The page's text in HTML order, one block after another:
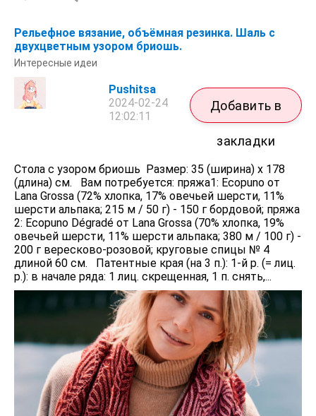
Рельефное вязание, объёмная резинка. Шаль с
двухцветным узором бриошь.
Интересные идеи
Pushitsa
2024-02-24
12:02:11
Добавить в
закладки
Стола с узором бриошь Размер: 35 (ширина) х 178
(длина) см. Вам потребуется: пряжа1: Ecopuno от
Lana Grossa (72% хлопка, 17% овечьей шерсти, 11%
шерсти альпака; 215 м / 50 г) - 150 г бордовой; пряжа
2: Ecopuno Dégradé от Lana Grossa (70% хлопка, 19%
овечьей шерсти, 11% шерсти альпака; 380 м / 100 г) -
200 г вересково-розовой; круговые спицы № 4
длиной 60 см. Патентные края (на 3 п.): 1-й р. (= лиц.
р.): в начале ряда: 1 лиц. скрещенная, 1 п. снять,...